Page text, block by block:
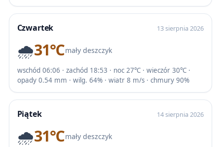
Czwartek 13 sierpnia 2026
🌧️31℃mały deszczyk
wschód 06:06 · zachód 18:53 · noc 27℃ · wieczór 30℃ ·
opady 0.54 mm · wilg. 64% · wiatr 8 m/s · chmury 90%
Piątek 14 sierpnia 2026
🌧️31℃mały deszczyk